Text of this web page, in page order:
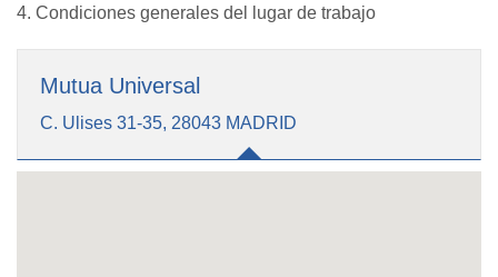
4. Condiciones generales del lugar de trabajo
Mutua Universal
C. Ulises 31-35, 28043 MADRID